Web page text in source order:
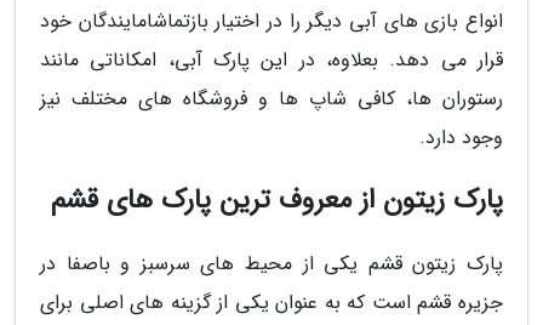
انواع بازی های آبی دیگر را در اختیار بازتماشامایندگان خود
قرار می دهد. بعلاوه، در این پارک آبی، امکاناتی مانند
رستوران ها، کافی شاپ ها و فروشگاه های مختلف نیز
وجود دارد.
پارک زیتون از معروف ترین پارک های قشم
پارک زیتون قشم یکی از محیط های سرسبز و باصفا در
جزیره قشم است که به عنوان یکی از گزینه های اصلی برای